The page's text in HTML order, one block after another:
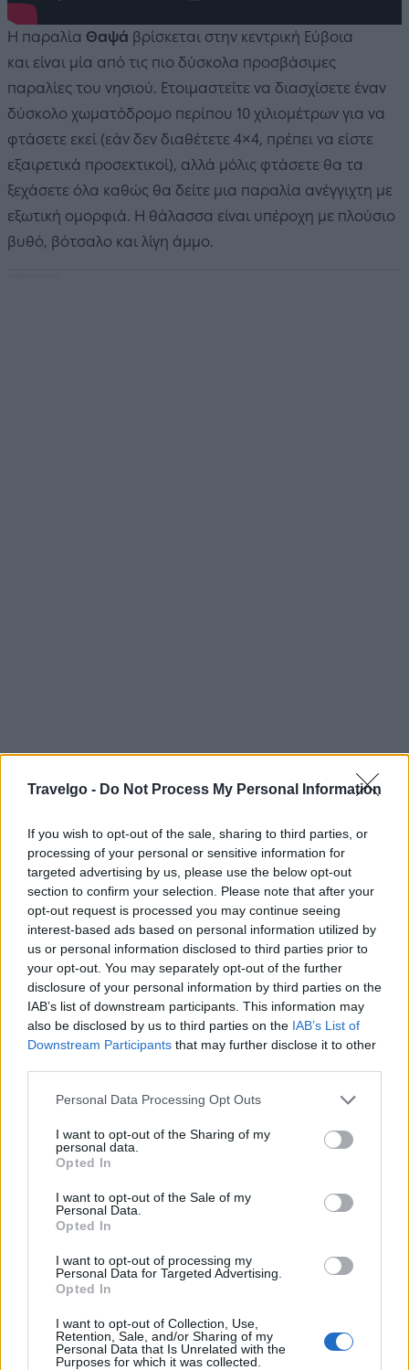
Travelgo - Do Not Process My Personal Information
If you wish to opt-out of the sale, sharing to third parties, or
processing of your personal or sensitive information for
targeted advertising by us, please use the below opt-out
section to confirm your selection. Please note that after your
opt-out request is processed you may continue seeing
interest-based ads based on personal information utilized by
us or personal information disclosed to third parties prior to
your opt-out. You may separately opt-out of the further
disclosure of your personal information by third parties on the
IAB’s list of downstream participants. This information may
also be disclosed by us to third parties on the IAB’s List of
Downstream Participants that may further disclose it to other
Please note that this website/app uses one or more Google
not limited to your visit or usage behaviour. You may click to
grant or deny consent to Google and its third-party tags to
use your data for below specified purposes in below Google
consent section.
Personal Data Processing Opt Outs
I want to opt-out of the Sharing of my
personal data.
Opted In
I want to opt-out of the Sale of my
Personal Data.
Opted In
I want to opt-out of processing my
Personal Data for Targeted Advertising.
Opted In
I want to opt-out of Collection, Use,
Retention, Sale, and/or Sharing of my
Personal Data that Is Unrelated with the
Purposes for which it was collected.
Η παραλία Θαψά βρίσκεται στην κεντρική Εύβοια
και είναι μία από τις πιο δύσκολα προσβάσιμες
παραλίες του νησιού. Ετοιμαστείτε να διασχίσετε έναν
δύσκολο χωματόδρομο περίπου 10 χιλιομέτρων για να
φτάσετε εκεί (εάν δεν διαθέτετε 4×4, πρέπει να είστε
εξαιρετικά προσεκτικοί), αλλά μόλις φτάσετε θα τα
ξεχάσετε όλα καθώς θα δείτε μια παραλία ανέγγιχτη με
εξωτική ομορφιά. Η θάλασσα είναι υπέροχη με πλούσιο
βυθό, βότσαλο και λίγη άμμο.
Πώς θα πάτε: Η παραλία Θαψά απέχει περίπου 2
ώρες από τη Χαλκίδα και 30 λεπτά από την Κύμη. Θα
κατευθυνθείτε προς την Κύμη και το χωριό
Μαλετιάνοι. Η διαδρομή συνεχίζεται πάνω στον
δρόμο Κύμης-Μετοχίου μέχρι να ξεκινήσει ο
χωματόδρομος για την παραλία Τσίλαρο. Η διαδρομή
σε χωματόδρομο είναι 10 χλμ.
Χερόμυλος
Πηγή: Shutterstock
Η παραλίαΧερόμυλος βρίσκεται στη Νότια Εύβοια, 65